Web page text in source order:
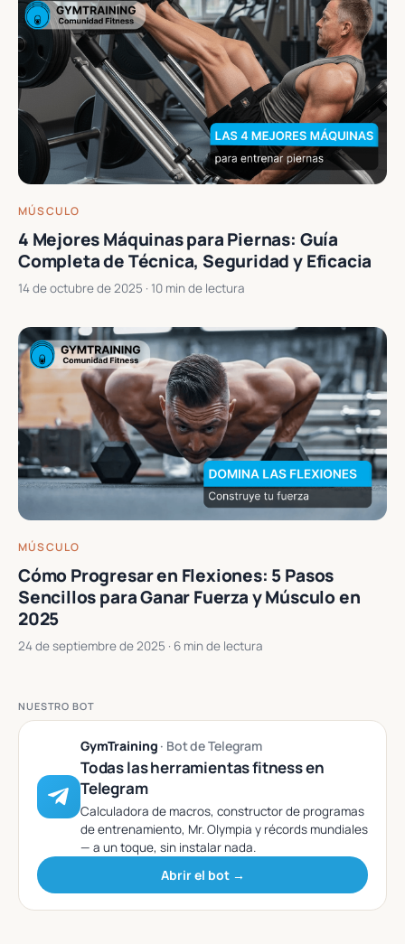
MÚSCULO
4 Mejores Máquinas para Piernas: Guía
Completa de Técnica, Seguridad y Eficacia
14 de octubre de 2025 · 10 min de lectura
MÚSCULO
Cómo Progresar en Flexiones: 5 Pasos
Sencillos para Ganar Fuerza y Músculo en
2025
24 de septiembre de 2025 · 6 min de lectura
NUESTRO BOT
GymTraining · Bot de Telegram
Todas las herramientas fitness en
Telegram
Calculadora de macros, constructor de programas
de entrenamiento, Mr. Olympia y récords mundiales
— a un toque, sin instalar nada.
Abrir el bot →